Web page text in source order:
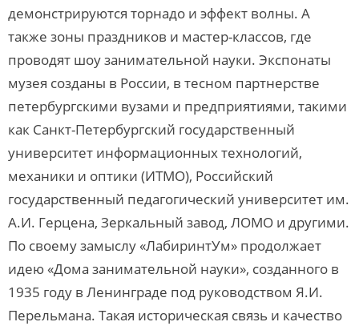
демонстрируются торнадо и эффект волны. А
также зоны праздников и мастер-классов, где
проводят шоу занимательной науки. Экспонаты
музея созданы в России, в тесном партнерстве
петербургскими вузами и предприятиями, такими
как Санкт-Петербургский государственный
университет информационных технологий,
механики и оптики (ИТМО), Российский
государственный педагогический университет им.
А.И. Герцена, Зеркальный завод, ЛОМО и другими.
По своему замыслу «ЛабиринтУм» продолжает
идею «Дома занимательной науки», созданного в
1935 году в Ленинграде под руководством Я.И.
Перельмана. Такая историческая связь и качество